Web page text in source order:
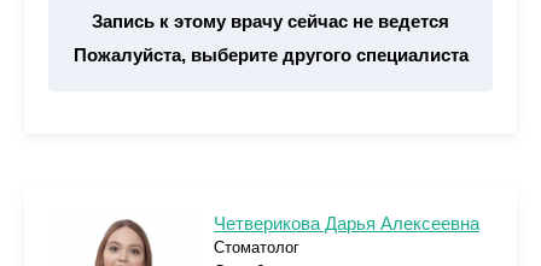
Запись к этому врачу сейчас не ведется
Пожалуйста, выберите другого специалиста
Четверикова Дарья Алексеевна
Стоматолог